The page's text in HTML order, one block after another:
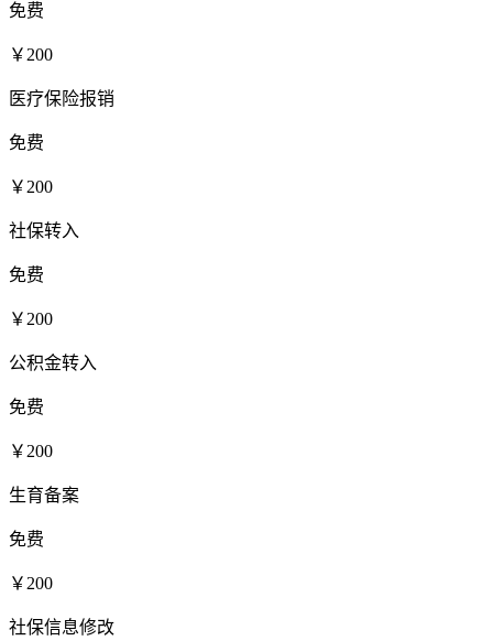
免费
￥200
医疗保险报销
免费
￥200
社保转入
免费
￥200
公积金转入
免费
￥200
生育备案
免费
￥200
社保信息修改